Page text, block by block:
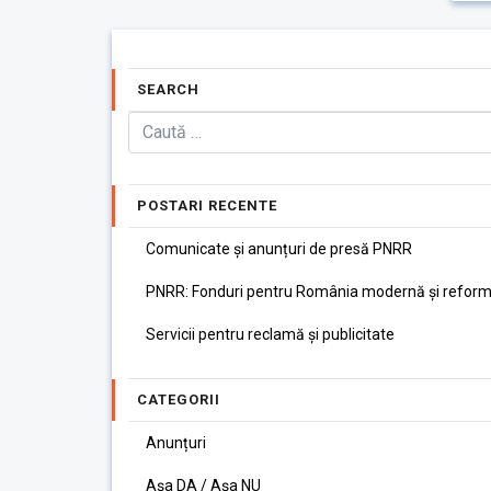
SEARCH
POSTARI RECENTE
Comunicate și anunțuri de presă PNRR
PNRR: Fonduri pentru România modernă și
Servicii pentru reclamă și publicitate
CATEGORII
Anunțuri
Așa DA / Așa NU